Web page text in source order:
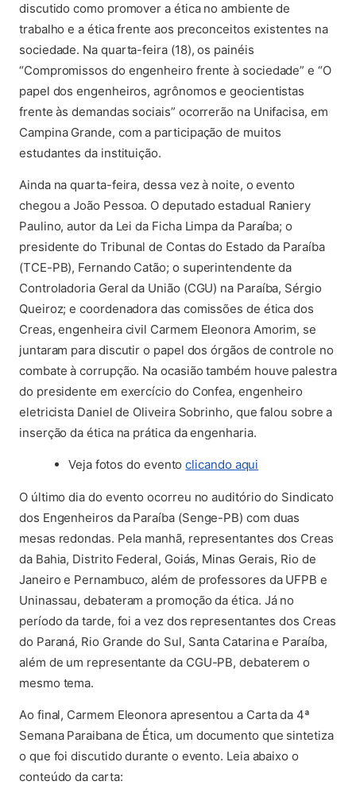
discutido como promover a ética no ambiente de
trabalho e a ética frente aos preconceitos existentes na
sociedade. Na quarta-feira (18), os painéis
“Compromissos do engenheiro frente à sociedade” e “O
papel dos engenheiros, agrônomos e geocientistas
frente às demandas sociais” ocorrerão na Unifacisa, em
Campina Grande, com a participação de muitos
estudantes da instituição.
Ainda na quarta-feira, dessa vez à noite, o evento
chegou a João Pessoa. O deputado estadual Raniery
Paulino, autor da Lei da Ficha Limpa da Paraíba; o
presidente do Tribunal de Contas do Estado da Paraíba
(TCE-PB), Fernando Catão; o superintendente da
Controladoria Geral da União (CGU) na Paraíba, Sérgio
Queiroz; e coordenadora das comissões de ética dos
Creas, engenheira civil Carmem Eleonora Amorim, se
juntaram para discutir o papel dos órgãos de controle no
combate à corrupção. Na ocasião também houve palestra
do presidente em exercício do Confea, engenheiro
eletricista Daniel de Oliveira Sobrinho, que falou sobre a
inserção da ética na prática da engenharia.
Veja fotos do eventoclicando aqui
O último dia do evento ocorreu no auditório do Sindicato
dos Engenheiros da Paraíba (Senge-PB) com duas
mesas redondas. Pela manhã, representantes dos Creas
da Bahia, Distrito Federal, Goiás, Minas Gerais, Rio de
Janeiro e Pernambuco, além de professores da UFPB e
Uninassau, debateram a promoção da ética. Já no
período da tarde, foi a vez dos representantes dos Creas
do Paraná, Rio Grande do Sul, Santa Catarina e Paraíba,
além de um representante da CGU-PB, debaterem o
mesmo tema.
Ao final, Carmem Eleonora apresentou a Carta da 4ª
Semana Paraibana de Ética, um documento que sintetiza
o que foi discutido durante o evento. Leia abaixo o
conteúdo da carta: